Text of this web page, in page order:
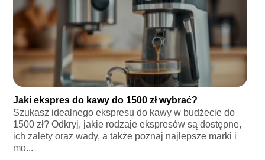
Jaki ekspres do kawy do 1500 zł wybrać?
Szukasz idealnego ekspresu do kawy w budżecie do
1500 zł? Odkryj, jakie rodzaje ekspresów są dostępne,
ich zalety oraz wady, a także poznaj najlepsze marki i
mo...